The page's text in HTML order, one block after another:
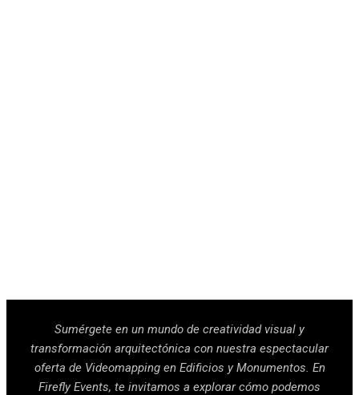
Sumérgete en un mundo de creatividad visual y
transformación arquitectónica con nuestra espectacular
oferta de Videomapping en Edificios y Monumentos. En
Firefly Events, te invitamos a explorar cómo podemos